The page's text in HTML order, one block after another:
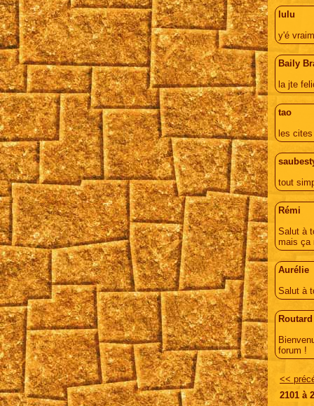
lulu
y'é
Baily
la jte
tao
les
tout
Rémi
Salut à
mais ça
Aurélie
Salut à
Routard
forum !
<<
2101 à